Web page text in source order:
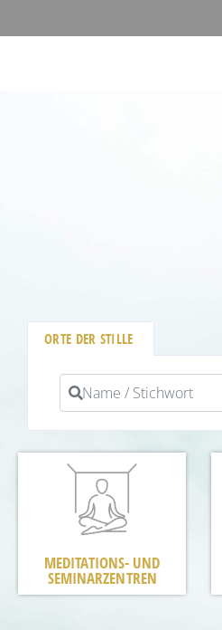
ORTE DER STILLE
Name / Stichwort
MEDITATIONS- UND
SEMINARZENTREN